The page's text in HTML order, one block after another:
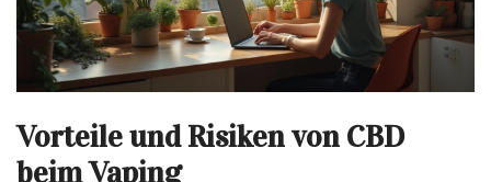
Vorteile und Risiken von CBD
beim Vaping